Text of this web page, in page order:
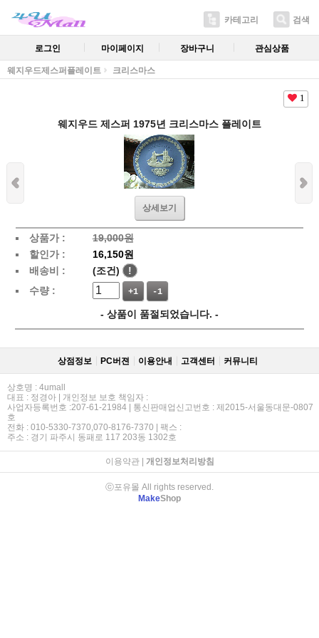
카테고리 검색
로그인 마이페이지 장바구니 관심상품
웨지우드제스퍼플레이트 크리스마스
1
웨지우드 제스퍼 1975년 크리스마스 플레이트
상세보기
상품가 :
19,000원
할인가 :
16,150원
배송비 :
(조건)
!
수량 :
+1 -1
- 상품이 품절되었습니다. -
상점정보 PC버젼 이용안내 고객센터 커뮤니티
상호명 : 4umall
대표 : 정경아 | 개인정보 보호 책임자 :
사업자등록번호 :207-61-21984 | 통신판매업신고번호 : 제2015-서울동대문-0807
호
전화 : 010-5330-7370,070-8176-7370 | 팩스 :
주소 : 경기 파주시 동패로 117 203동 1302호
이용약관| 개인정보처리방침
ⓒ포유몰 All rights reserved.
MakeShop